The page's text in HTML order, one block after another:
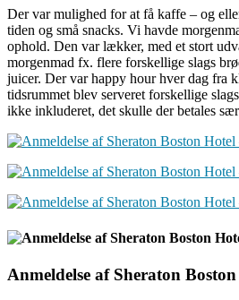
Der var mulighed for at få kaffe – og
tiden og små snacks. Vi havde
ophold. Den var lækker, med et stort
morgenmad fx. flere forskellige slags
juicer. Der var happy hour hver dag fra
tidsrummet blev serveret forskellige
ikke inkluderet, det skulle der betales
Anmeldelse af Sheraton